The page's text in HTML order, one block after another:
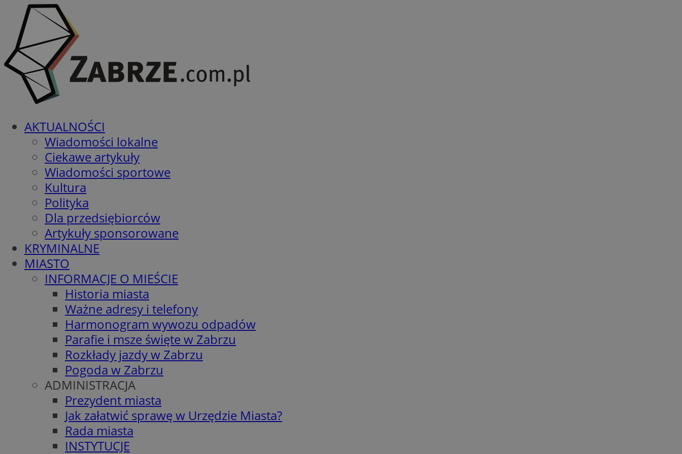
AKTUALNOŚCI
Wiadomości lokalne
Ciekawe artykuły
Wiadomości sportowe
Kultura
Polityka
Dla przedsiębiorców
Artykuły sponsorowane
KRYMINALNE
MIASTO
INFORMACJE O MIEŚCIE
Historia miasta
Ważne adresy i telefony
Harmonogram wywozu odpadów
Parafie i msze święte w Zabrzu
Rozkłady jazdy w Zabrzu
Pogoda w Zabrzu
ADMINISTRACJA
Prezydent miasta
Jak załatwić sprawę w Urzędzie Miasta?
Rada miasta
INSTYTUCJE